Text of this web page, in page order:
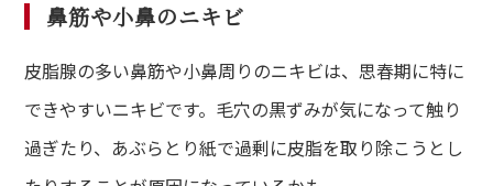
鼻筋や小鼻のニキビ
皮脂腺の多い鼻筋や小鼻周りのニキビは、思春期に特に
できやすいニキビです。毛穴の黒ずみが気になって触り
過ぎたり、あぶらとり紙で過剰に皮脂を取り除こうとし